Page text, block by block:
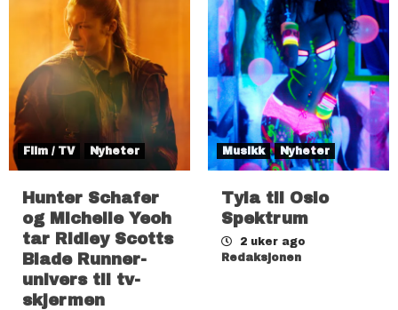
Film / TV Nyheter
Hunter Schafer
og Michelle Yeoh
tar Ridley Scotts
Blade Runner-
univers til tv-
skjermen
Musikk Nyheter
Tyla til Oslo
Spektrum
2 uker ago
Redaksjonen